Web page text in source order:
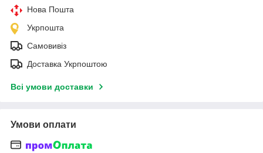
Нова Пошта
Укрпошта
Самовивіз
Доставка Укрпоштою
Всі умови доставки
Умови оплати